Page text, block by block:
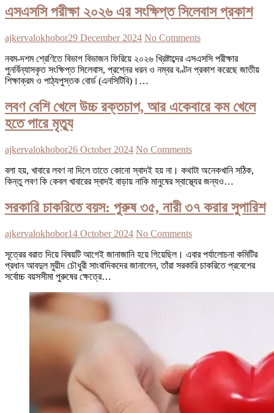
এসএসসি পরীক্ষা ২০২৬ এর সংক্ষিপ্ত সিলেবাস প্রকাশ
ajkervalokhobor29 December 2024 No Comments
নবম-দশম শ্রেণিতে বিভাগ বিভাজন ফিরিয়ে ২০২৬ খ্রিষ্টাব্দের এসএসসি পরীক্ষার
পুনর্বিন্যাসকৃত সংক্ষিপ্ত সিলেবাস, প্রশ্নের ধরন ও নম্বর বণ্টন প্রকাশ করেছে জাতীয়
শিক্ষাক্রম ও পাঠ্যপুস্তক বোর্ড (এনসিটিবি)।…
লবণ বেশি খেলে উচ্চ রক্তচাপ, আর একেবারে কম খেলে
হতে পারে মৃত্যু
ajkervalokhobor26 October 2024 No Comments
বলা হয়, খাবারে লবণ না দিলে তাতে কোনো স্বাদই হয় না। কথাটা অনেকখানি সঠিক,
কিন্তু লবণ কি কেবল খাবারের স্বাদই বাড়ায় নাকি মানুষের স্বাস্থ্যের জন্যও…
সরকারি চাকরিতে বয়স: পুরুষ ৩৫, নারী ৩৭ করার সুপারিশ
ajkervalokhobor14 October 2024 No Comments
সূত্রের বরাত দিয়ে বিষয়টি আগেই জানাজানি হয়ে গিয়েছিল। এবার পর্যালোচনা কমিটির
প্রধান আবদুল মুয়ীদ চৌধুরী সাংবাদিকদের জানালেন, তাঁরা সরকারি চাকরিতে প্রবেশের
সর্বোচ্চ বয়সসীমা পুরুষের ক্ষেত্রে…